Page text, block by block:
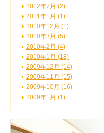
2012年7月 (2)
2011年1月 (1)
2010年12月 (1)
2010年3月 (5)
2010年2月 (4)
2010年1月 (18)
2009年12月 (14)
2009年11月 (15)
2009年10月 (16)
2009年1月 (1)